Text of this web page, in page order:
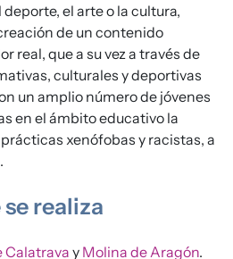
el arte o la cultura,
de un contenido
real, que a su vez a través de
culturales y deportivas
un amplio número de jóvenes
en el ámbito educativo la
xenófobas y racistas, a
realiza
Calatravay Molina de Aragón.